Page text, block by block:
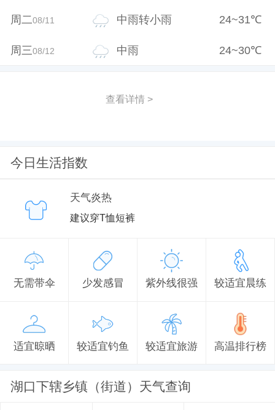
周二08/11 中雨转小雨 24~31℃
周三08/12 中雨 24~30℃
查看详情 >
今日生活指数
天气炎热
建议穿T恤短裤
无需带伞 少发感冒 紫外线很强 较适宜晨练
适宜晾晒 较适宜钓鱼 较适宜旅游 高温排行榜
湖口下辖乡镇（街道）天气查询